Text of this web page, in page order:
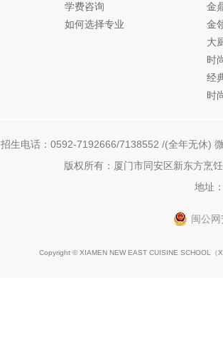
学费咨询
如何选择专业
金
金
大
时
经
时
招生电话：0592-7192666/7138552 /(全年无休)
版权所有：厦门市同安区新东方烹
地址
闽公
Copyright © XIAMEN NEW EAST CUISINE SCHOOL（